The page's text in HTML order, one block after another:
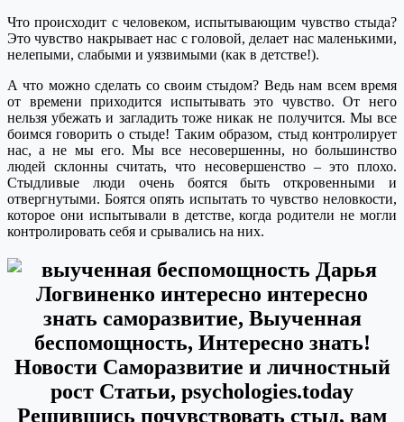
Что происходит с человеком, испытывающим чувство стыда?
Это чувство накрывает нас с головой, делает нас маленькими,
нелепыми, слабыми и уязвимыми (как в детстве!).
А что можно сделать со своим стыдом? Ведь нам всем время
от времени приходится испытывать это чувство. От него
нельзя убежать и загладить тоже никак не получится. Мы все
боимся говорить о стыде! Таким образом, стыд контролирует
нас, а не мы его. Мы все несовершенны, но большинство
людей склонны считать, что несовершенство – это плохо.
Стыдливые люди очень боятся быть откровенными и
отвергнутыми. Боятся опять испытать то чувство неловкости,
которое они испытывали в детстве, когда родители не могли
контролировать себя и срывались на них.
Решившись почувствовать стыд, вам